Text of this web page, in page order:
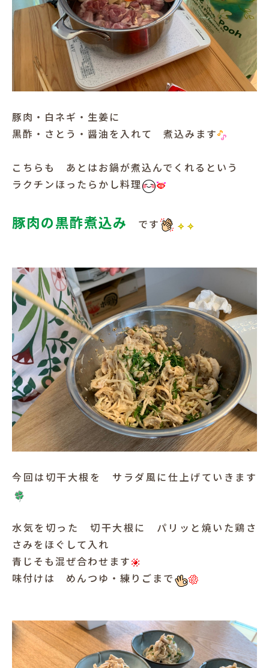
豚肉・白ネギ・生姜に
黒酢・さとう・醤油を入れて 煮込みます
こちらも あとはお鍋が煮込んでくれるという
ラクチンほったらかし料理
豚肉の黒酢煮込み です
今回は切干大根を サラダ風に仕上げていきます
水気を切った 切干大根に パリッと焼いた鶏さ
さみをほぐして入れ
青じそも混ぜ合わせます
味付けは めんつゆ・練りごまで